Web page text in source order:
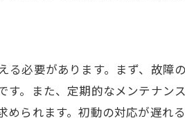
単なメンテナンス方法
化するためのヒント
ばすための管理方法
必要があります。まず、故障
。また、定期的なメンテナン
られます。初動の対応が遅れ